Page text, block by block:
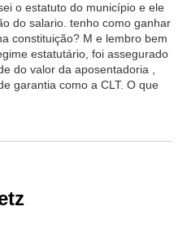
o estatuto do município e ele
do salario. tenho como ganhar
constituição? M e lembro bem
estatutário, foi assegurado
do valor da aposentadoria ,
garantia como a CLT. O que